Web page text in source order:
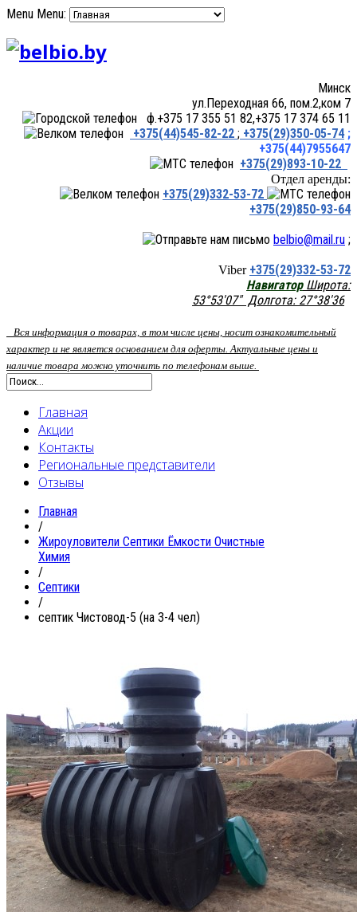
Menu Menu:
Минск
ул.Переходная 66, пом.2,ком 7
ф.+375 17 355 51 82,+375 17 374 65 11
+375(44)545-82-22 ; +375(29)350-05-74 ;
+375(44)7955647
+375(29)893-10-22
Отдел аренды:
+375(29)332-53-72
+375(29)850-93-64
belbio@mail.ru ;
Viber +375(29)332-53-72
НавигаторШирота:
53°53'07" Долгота: 27°38'36
Вся информация о товарах, в том числе цены, носит ознакомительный
характер и не является основанием для оферты. Актуальные цены и
наличие товара можно уточнить по телефонам выше.
Главная
Акции
Контакты
Региональные представители
Отзывы
Главная
/
Жироуловители Септики Ёмкости Очистные
Химия
/
Септики
/
септик Чистовод-5 (на 3-4 чел)